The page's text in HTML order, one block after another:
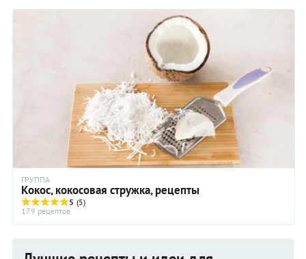
ГРУППА
Кокос, кокосовая стружка, рецепты
5 (5)
179 рецептов